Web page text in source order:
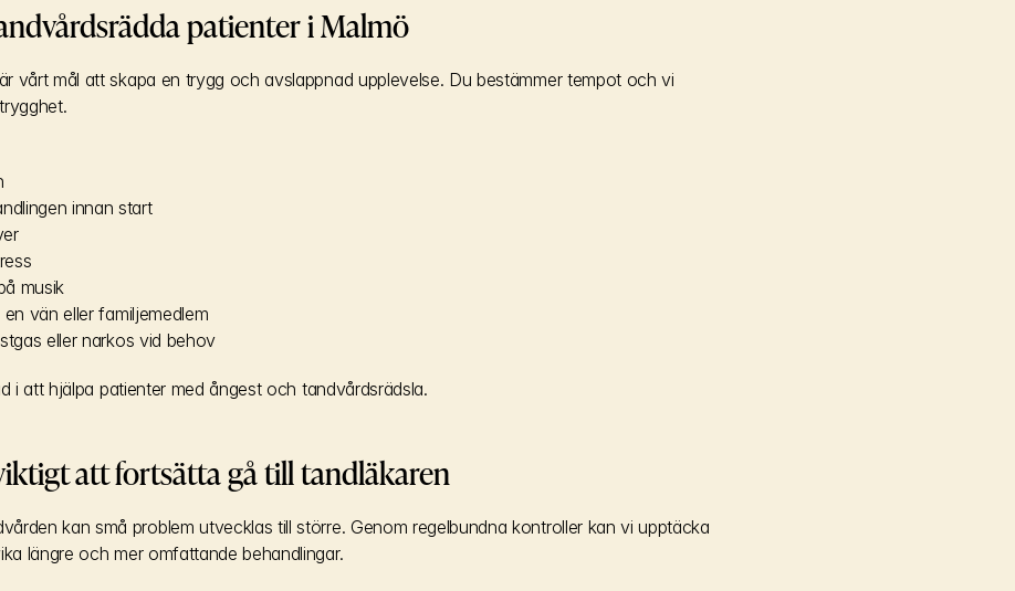
patienter i Malmö
vårt mål att skapa en trygg och avslappnad upplevelse. Du bestämmer tempot och vi
innan start
musik
vän eller familjemedlem
eller narkos vid behov
i att hjälpa patienter med ångest och tandvårdsrädsla.
att fortsätta gå till tandläkaren
kan små problem utvecklas till större. Genom regelbundna kontroller kan vi upptäcka
längre och mer omfattande behandlingar.